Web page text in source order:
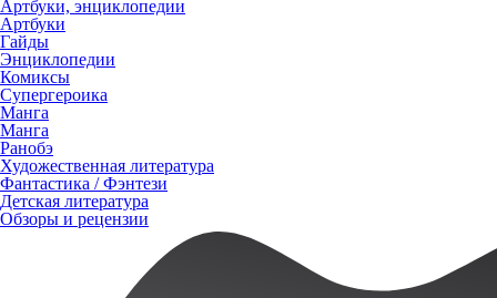
Артбуки, энциклопедии
Артбуки
Гайды
Энциклопедии
Комиксы
Супергероика
Манга
Манга
Ранобэ
Художественная литература
Фантастика / Фэнтези
Детская литература
Обзоры и рецензии